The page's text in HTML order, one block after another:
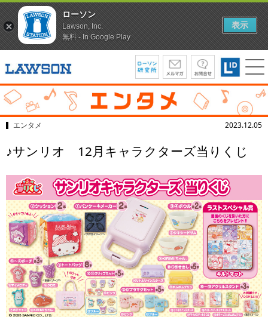
エンタメ 2023.12.05
♪サンリオ 12月キャラクターズ当りくじ
ローソン
Lawson, Inc.
無料 - In Google Play
表示